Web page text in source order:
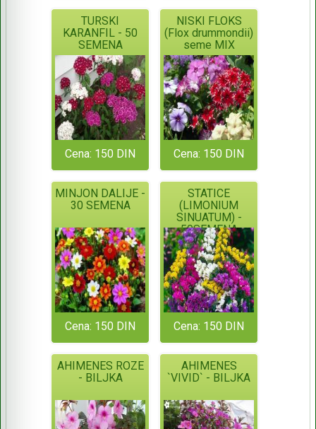
TURSKI
KARANFIL - 50
SEMENA
Cena: 150 DIN
NISKI FLOKS
(Flox drummondii)
seme MIX
Cena: 150 DIN
MINJON DALIJE -
30 SEMENA
Cena: 150 DIN
STATICE
(LIMONIUM
SINUATUM) -
50SEMENA
Cena: 150 DIN
AHIMENES ROZE
- BILJKA
AHIMENES
`VIVID` - BILJKA